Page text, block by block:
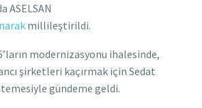
ASELSAN
millileştirildi.
modernizasyonu ihalesinde,
şirketleri kaçırmak için Sedat
gündeme geldi.